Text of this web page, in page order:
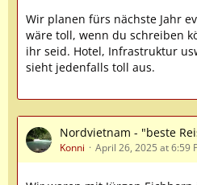
Wir planen fürs nächste Jahr
wäre toll, wenn du schreiben
ihr seid. Hotel, Infrastruktur
sieht jedenfalls toll aus.
Nordvietnam - "beste
Konni April 26, 2025 at 6:59